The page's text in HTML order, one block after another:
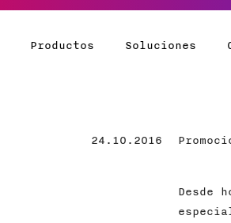
Productos Soluciones
24.10.2016
Desde